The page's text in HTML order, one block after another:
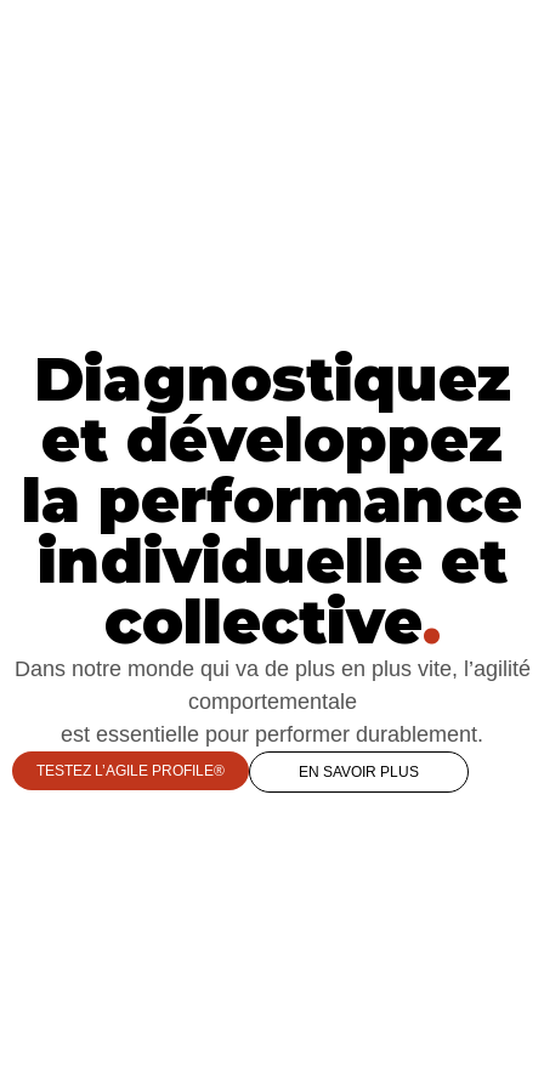
Diagnostiquez
et développez
la performance
individuelle et
collective.
Dans notre monde qui va de plus en plus vite, l’agilité
comportementale
est essentielle pour performer durablement.
TESTEZ L’AGILE PROFILE® EN SAVOIR PLUS